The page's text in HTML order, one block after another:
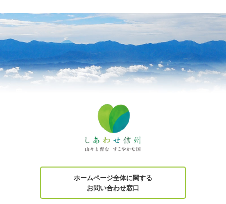
ホームページ全体に関する
お問い合わせ窓口